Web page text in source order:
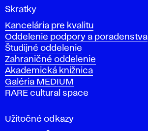
V
s
o
k
á
š
k
o
a
Skratky
Kancelária pre kvalitu
Oddelenie podpory a poradenstva
Študijné oddelenie
Zahraničné oddelenie
Akademická knižnica
Galéria MEDIUM
RARE cultural space
Užitočné odkazy